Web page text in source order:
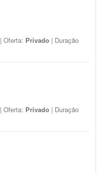
| Oferta: Privado | Duração
| Oferta: Privado | Duração